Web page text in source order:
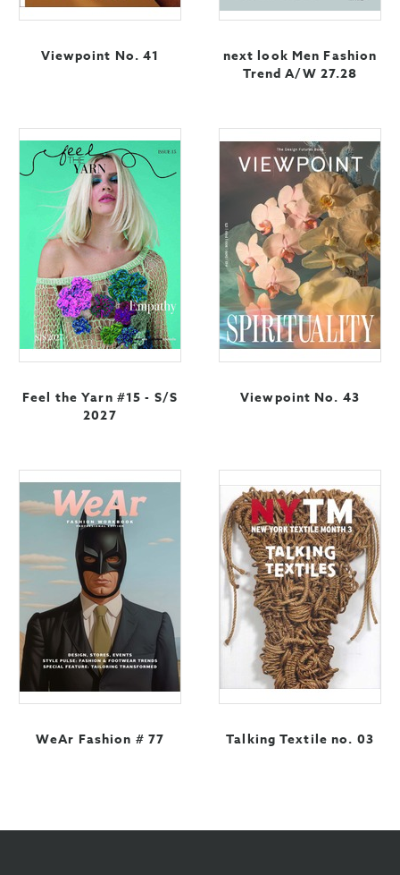
Viewpoint No. 41
next look Men Fashion
Trend A/W 27.28
Feel the Yarn #15 - S/S
2027
Viewpoint No. 43
WeAr Fashion # 77 Talking Textile no. 03